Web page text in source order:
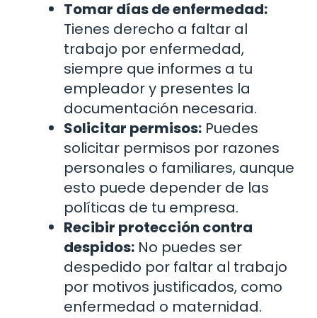
Tomar días de enfermedad:
Tienes derecho a faltar al
trabajo por enfermedad,
siempre que informes a tu
empleador y presentes la
documentación necesaria.
Solicitar permisos: Puedes
solicitar permisos por razones
personales o familiares, aunque
esto puede depender de las
políticas de tu empresa.
Recibir protección contra
despidos: No puedes ser
despedido por faltar al trabajo
por motivos justificados, como
enfermedad o maternidad.